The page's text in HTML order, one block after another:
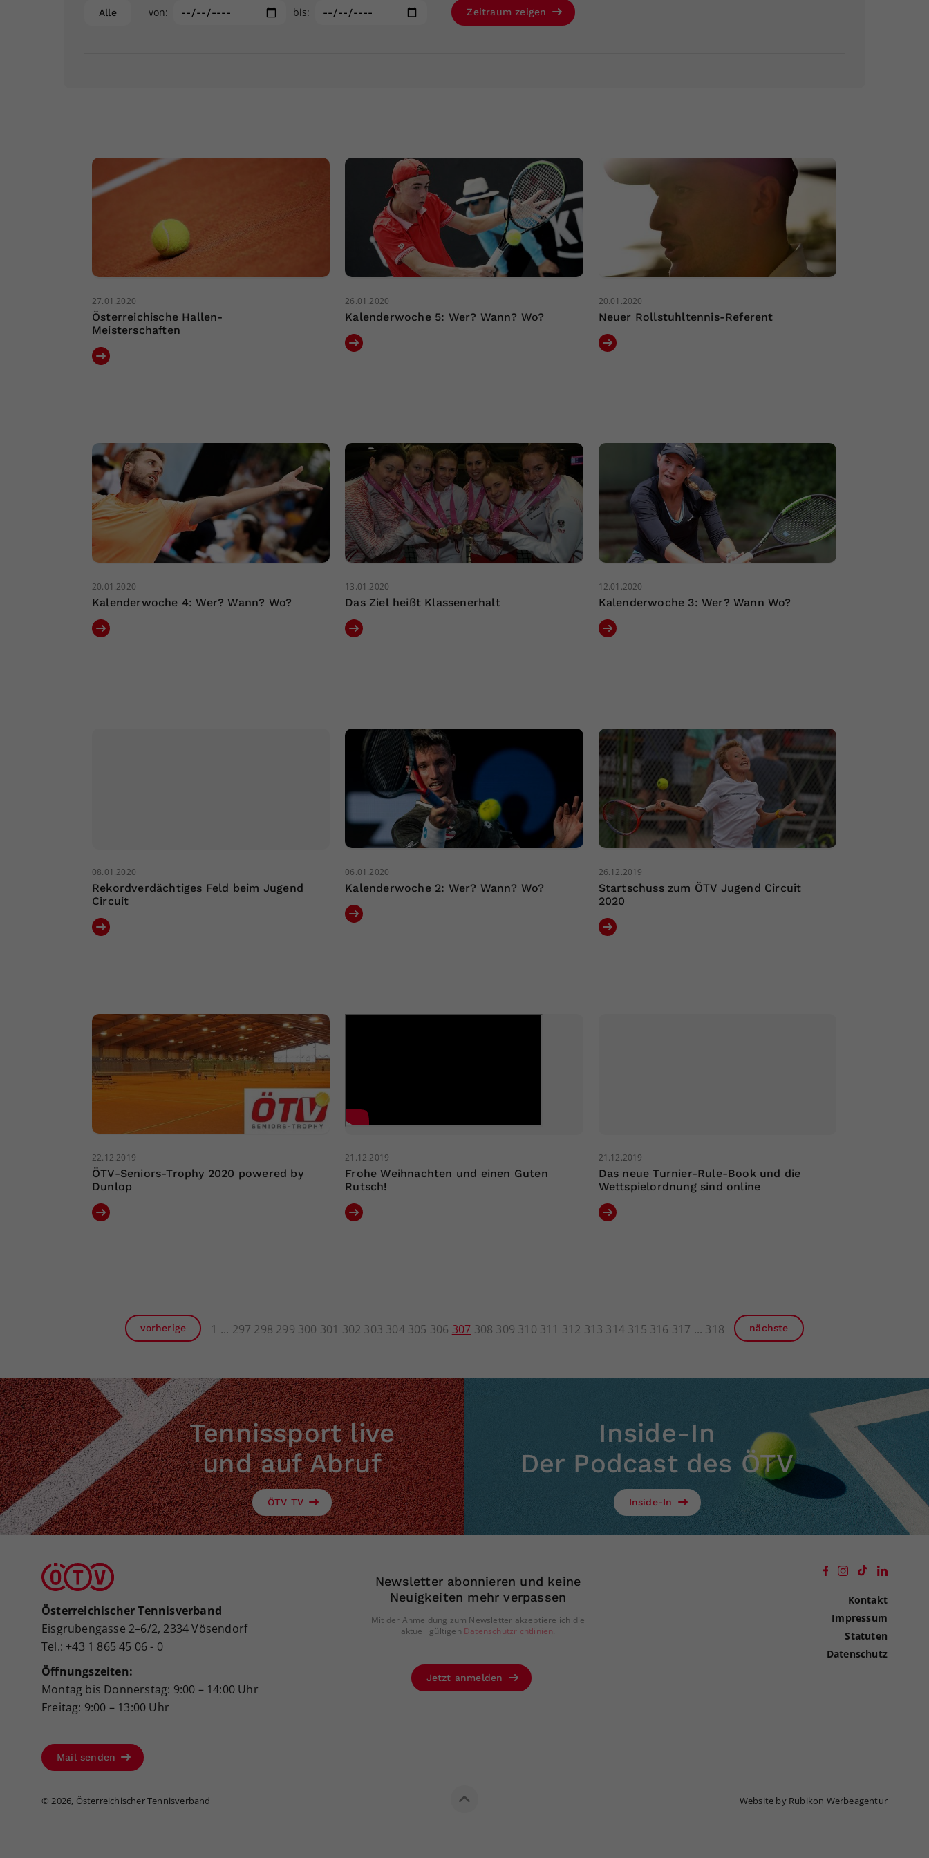
Alle von: bis: Zeitraum zeigen
27.01.2020
Österreichische Hallen-
Meisterschaften
26.01.2020
Kalenderwoche 5: Wer? Wann? Wo?
20.01.2020
Neuer Rollstuhltennis-Referent
20.01.2020
Kalenderwoche 4: Wer? Wann? Wo?
13.01.2020
Das Ziel heißt Klassenerhalt
12.01.2020
Kalenderwoche 3: Wer? Wann Wo?
08.01.2020
Rekordverdächtiges Feld beim Jugend
Circuit
06.01.2020
Kalenderwoche 2: Wer? Wann? Wo?
26.12.2019
Startschuss zum ÖTV Jugend Circuit
2020
22.12.2019
ÖTV-Seniors-Trophy 2020 powered by
Dunlop
21.12.2019
Frohe Weihnachten und einen Guten
Rutsch!
21.12.2019
Das neue Turnier-Rule-Book und die
Wettspielordnung sind online
vorherige 1 297 298 299 300 301 302 303 304 305 306 307 308 309 310 311 312 313 314 315 316 317 318 nächste
Tennissport live
und auf Abruf
ÖTV TV
Inside-In
Der Podcast des ÖTV
Inside-In
Österreichischer Tennisverband
Eisgrubengasse 2–6/2, 2334 Vösendorf
Tel.: +43 1 865 45 06 - 0
Öffnungszeiten:
Montag bis Donnerstag: 9:00 – 14:00 Uhr
Freitag: 9:00 – 13:00 Uhr
Mail senden
Newsletter abonnieren und keine
Neuigkeiten mehr verpassen
Mit der Anmeldung zum Newsletter akzeptiere ich die
aktuell gültigen Datenschutzrichtlinien.
Jetzt anmelden
Kontakt
Impressum
Statuten
Datenschutz
© 2026, Österreichischer Tennisverband Website by Rubikon Werbeagentur
Ihrer vorgenommen Einstellungen, falls der